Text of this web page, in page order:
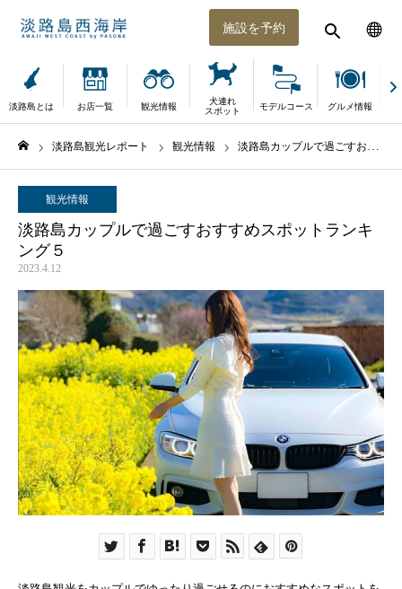
施設を予約
淡路島とは お店一覧 観光情報
犬連れ
スポット
モデルコース グルメ情報
淡路島観光レポート 観光情報 淡路島カップルで過ごすおすすめスポットランキング５
観光情報
淡路島カップルで過ごすおすすめスポットランキ
ング５
2023.4.12